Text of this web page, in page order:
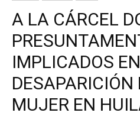
A LA CÁRCEL
IMPLICADOS
DESAPARICIÓN
MUJER EN